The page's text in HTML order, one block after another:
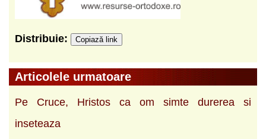
Distribuie: Copiază link
Articolele urmatoare
Pe Cruce, Hristos ca om simte durerea si
inseteaza